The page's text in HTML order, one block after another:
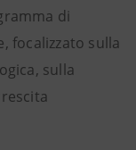
di
focalizzato sulla
sulla